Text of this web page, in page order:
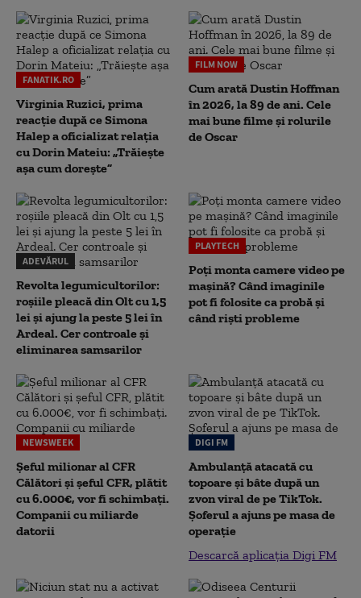
FANATIK.RO
Virginia Ruzici, prima
reacție după ce Simona
Halep a oficializat relația
cu Dorin Mateiu: „Trăiește
așa cum dorește”
FILM NOW
Cum arată Dustin Hoffman
în 2026, la 89 de ani. Cele
mai bune filme și rolurile
de Oscar
ADEVĂRUL
Revolta legumicultorilor:
roșiile pleacă din Olt cu 1,5
lei și ajung la peste 5 lei în
Ardeal. Cer controale și
eliminarea samsarilor
PLAYTECH
Poți monta camere video pe
mașină? Când imaginile
pot fi folosite ca probă și
când riști probleme
NEWSWEEK
Șeful milionar al CFR
Călători și șeful CFR, plătit
cu 6.000€, vor fi schimbați.
Companii cu miliarde
datorii
DIGI FM
Ambulanță atacată cu
topoare și bâte după un
zvon viral de pe TikTok.
Șoferul a ajuns pe masa de
operație
Descarcă aplicația Digi FM